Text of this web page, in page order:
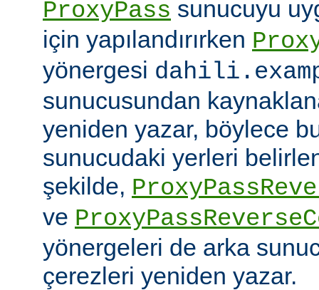
ProxyPass sunucuyu
için yapılandırırken
yönergesi
sunucusundan
yeniden yazar, böylece
sunucudaki yerleri
şekilde,
ve
yönergeleri de arka
çerezleri yeniden yazar.